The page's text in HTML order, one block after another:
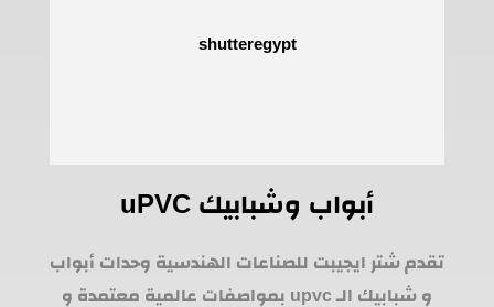
أبواب وشبابيك uPVC
تقدم شتر ايجيبت للصناعات الهندسية وحدات أبواب
و شبابيك الـ upvc بمواصفات عالمية معتمدة و